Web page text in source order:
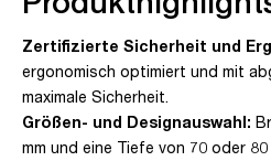
Zertifizierte Sicherheit und
ergonomisch optimiert und mit
maximale Sicherheit.
Größen- und Designauswahl:
mm und eine Tiefe von 70 oder 80